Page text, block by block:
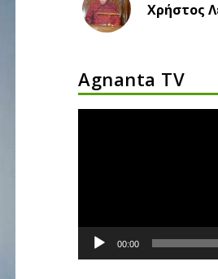
Χρήστος
Agnanta TV
00:00